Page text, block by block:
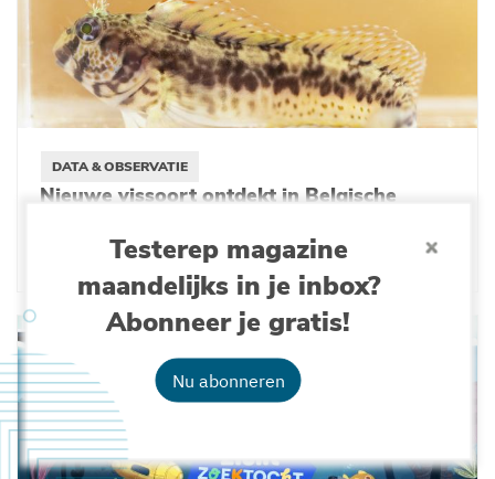
Testerep magazine
maandelijks in je inbox?
Abonneer je gratis!
Nu abonneren
DATA & OBSERVATIE
Nieuwe vissoort ontdekt in Belgische
27-05-2026